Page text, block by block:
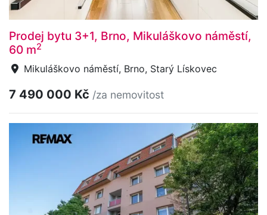
Prodej bytu 3+1, Brno, Mikuláškovo náměstí,
60 m2
Mikuláškovo náměstí, Brno, Starý Lískovec
7 490 000 Kč /za nemovitost